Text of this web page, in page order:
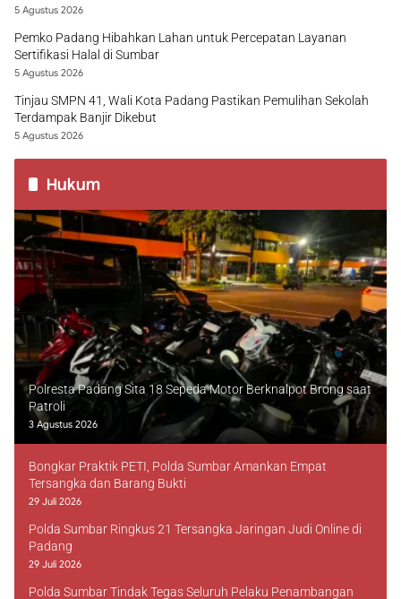
5 Agustus 2026
Pemko Padang Hibahkan Lahan untuk Percepatan Layanan
Sertifikasi Halal di Sumbar
5 Agustus 2026
Tinjau SMPN 41, Wali Kota Padang Pastikan Pemulihan Sekolah
Terdampak Banjir Dikebut
5 Agustus 2026
Hukum
Polresta Padang Sita 18 Sepeda Motor Berknalpot Brong saat
Patroli
3 Agustus 2026
Bongkar Praktik PETI, Polda Sumbar Amankan Empat
Tersangka dan Barang Bukti
29 Juli 2026
Polda Sumbar Ringkus 21 Tersangka Jaringan Judi Online di
Padang
29 Juli 2026
Polda Sumbar Tindak Tegas Seluruh Pelaku Penambangan